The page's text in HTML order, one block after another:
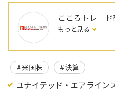
こころトレー
もっと見る
米国株 決算
ユナイテッド‧エアライン